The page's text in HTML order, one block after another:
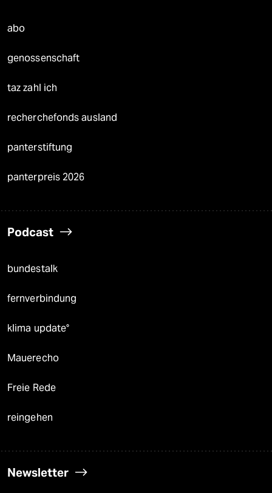
abo
genossenschaft
taz zahl ich
recherchefonds ausland
panterstiftung
panterpreis 2026
Podcast
bundestalk
fernverbindung
klima update°
Mauerecho
Freie Rede
reingehen
Newsletter